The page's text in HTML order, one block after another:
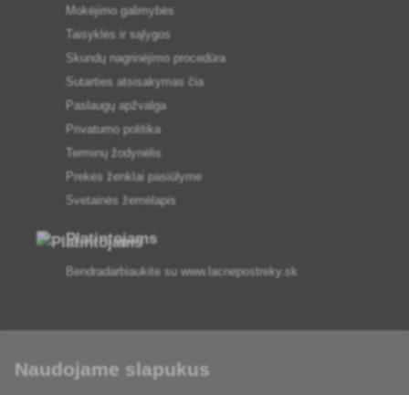
Mokėjimo galimybės
Taisyklės ir sąlygos
Skundų nagrinėjimo procedūra
Sutarties atsisakymas čia
Paslaugų apžvalga
Privatumo politika
Terminų žodynėlis
Prekės ženklai pasiūlyme
Svetainės žemėlapis
Platintojams
Bendradarbiaukite su www.lacnepostreky.sk
Visada suteiksime jums ekspertų patarimų
Naudojame slapukus